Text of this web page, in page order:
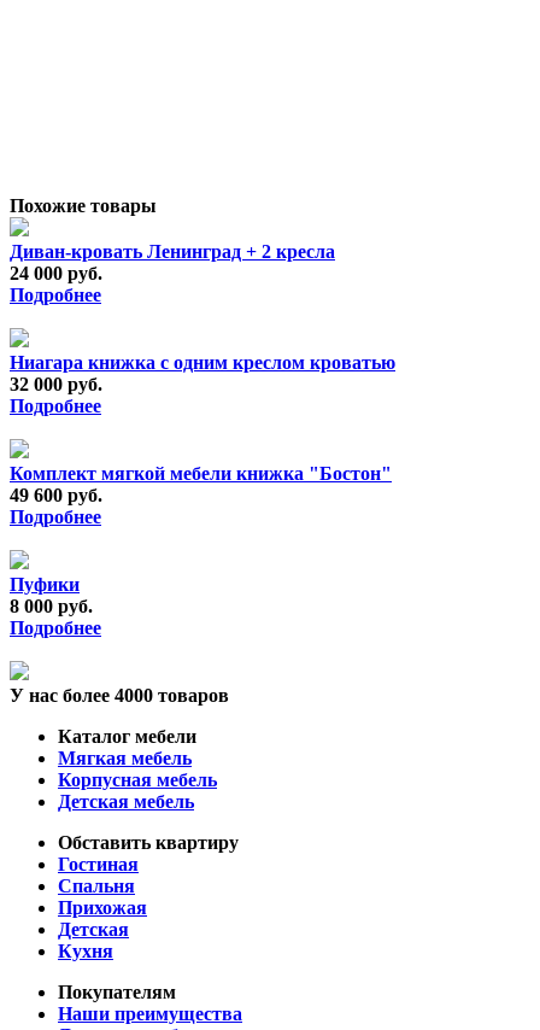
Похожие товары
Диван-кровать Ленинград + 2 кресла
24 000 руб.
Подробнее
Ниагара книжка с одним креслом кроватью
32 000 руб.
Подробнее
Комплект мягкой мебели книжка "Бостон"
49 600 руб.
Подробнее
Пуфики
8 000 руб.
Подробнее
У нас более 4000 товаров
Каталог мебели
Мягкая мебель
Корпусная мебель
Детская мебель
Обставить квартиру
Гостиная
Спальня
Прихожая
Детская
Кухня
Покупателям
Наши преимущества